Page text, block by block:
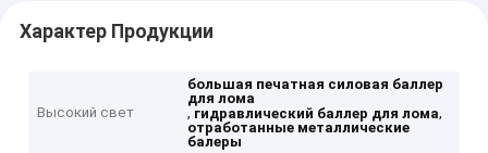
Характер Продукции
Высокий свет
большая печатная силовая баллер
для лома
, гидравлический баллер для лома,
отработанные металлические
балеры